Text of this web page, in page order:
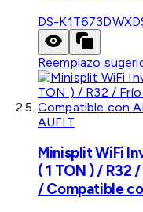
DS-K1T673DWX
Reemplazo
AUFIT
Minisplit WiFi
( 1 TON ) / R32
/ Compatible